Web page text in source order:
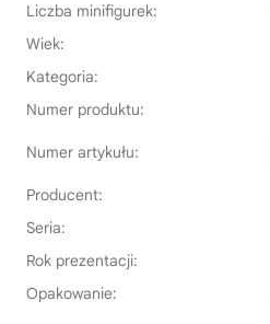
Liczba minifigurek:
Wiek:
Kategoria:
Numer produktu:
Numer artykułu:
Producent:
Seria:
Rok prezentacji:
Opakowanie: